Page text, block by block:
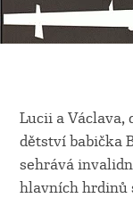
Lucii a Václava,
dětství babička
sehrává
hlavních hrdinů